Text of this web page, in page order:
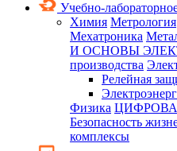
Учебно-
Химия Метрология
Мехатроника
И ОСНОВЫ
производства
Релейная
Физика
Безопасность
комплексы